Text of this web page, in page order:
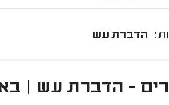
הדברת עש
- הדברת עש |